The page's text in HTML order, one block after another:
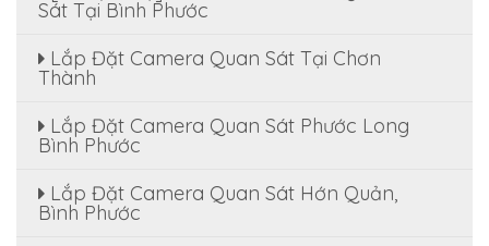
Sát Tại Bình Phước
Lắp Đặt Camera Quan Sát Tại Chơn
Thành
Lắp Đặt Camera Quan Sát Phước Long
Bình Phước
Lắp Đặt Camera Quan Sát Hớn Quản,
Bình Phước